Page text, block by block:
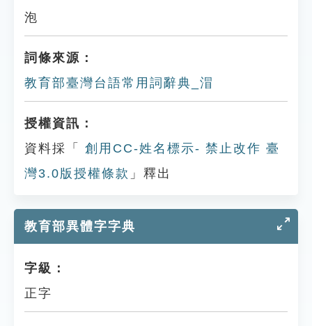
泡
詞條來源：
教育部臺灣台語常用詞辭典_㴘
授權資訊：
資料採「
創用CC-姓名標示- 禁止改作 臺
灣3.0版授權條款 」釋出
教育部異體字字典
字級：
正字